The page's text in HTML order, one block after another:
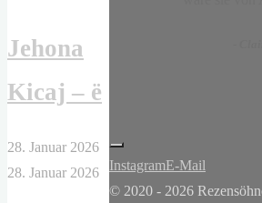
Jehona
Kicaj – ë
28. Januar 2026
28. Januar 2026
InstagramE-Mail
© 2020 - 2026